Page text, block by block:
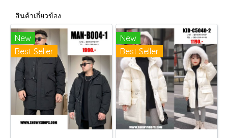
สินค้าเกี่ยวข้อง
New
Best Seller
New
Best Seller